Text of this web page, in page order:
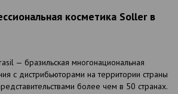
косметика Soller в
— бразильская многонациональная
с дистрибьюторами на территории страны
более чем в 50 странах.